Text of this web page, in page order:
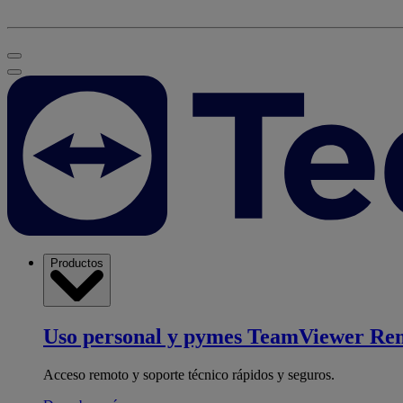
Productos
Uso personal y pymes TeamViewer
Acceso remoto y soporte técnico rápidos y seguros.